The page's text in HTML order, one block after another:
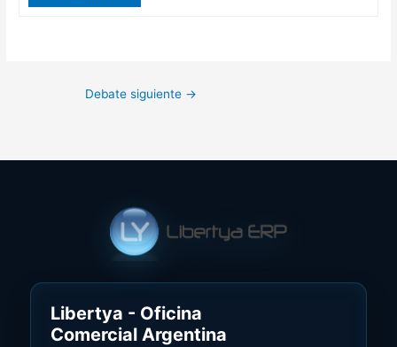
Debate siguiente →
Libertya - Oficina
Comercial Argentina